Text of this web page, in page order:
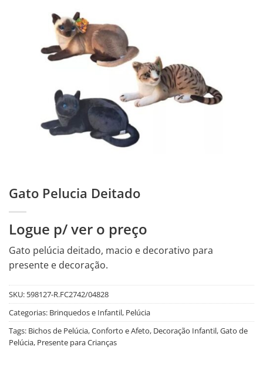
Gato Pelucia Deitado
Logue p/ ver o preço
Gato pelúcia deitado, macio e decorativo para
presente e decoração.
SKU: 598127-R.FC2742/04828
Categorias: Brinquedos e Infantil, Pelúcia
Tags: Bichos de Pelúcia,Conforto e Afeto, Decoração Infantil,Gato de
Pelúcia, Presente para Crianças